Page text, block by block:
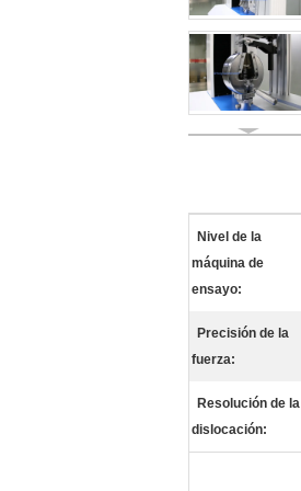
Nivel de la
máquina de
ensayo:
Precisión de la
fuerza:
Resolución de la
dislocación: